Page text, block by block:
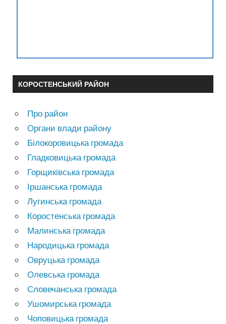
КОРОСТЕНСЬКИЙ РАЙОН
Про район
Органи влади району
Білокоровицька громада
Гладковицька громада
Горщиківська громада
Іршанська громада
Лугинська громада
Коростенська громада
Малинська громада
Народицька громада
Овруцька громада
Олевська громада
Словечанська громада
Ушомирська громада
Чоповицька громада